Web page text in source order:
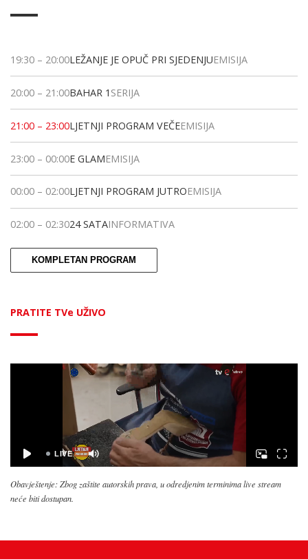
19:30 – 20:00LEŽANJE JE OPUČ PRI SJEDENJUEMISIJA
20:00 – 21:00BAHAR 1 SERIJA
21:00 – 23:00LJETNJI PROGRAM VEČEEMISIJA
23:00 – 00:00E GLAMEMISIJA
00:00 – 02:00LJETNJI PROGRAM JUTROEMISIJA
02:00 – 02:3024 SATAINFORMATIVA
KOMPLETAN PROGRAM
PRATITE TVe UŽIVO
Obavještenje: Zbog zaštite autorskih prava, u odredjenim terminima live stream
neće biti dostupan.